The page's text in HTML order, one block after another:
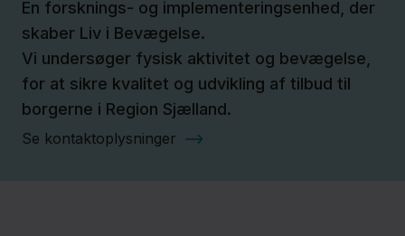
Fagfolk
Nyheder
Presse
En forsknings- og implementeringsenhed, der
skaber Liv i Bevægelse.
Vi undersøger fysisk aktivitet og bevægelse,
for at sikre kvalitet og udvikling af tilbud til
borgerne i Region Sjælland.
Se kontaktoplysninger